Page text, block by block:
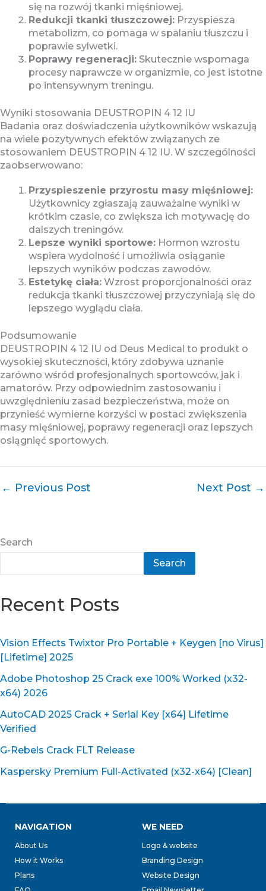
się na rozwój tkanki mięśniowej.
Redukcji tkanki tłuszczowej: Przyspiesza
metabolizm, co pomaga w spalaniu tłuszczu i
poprawie sylwetki.
Poprawy regeneracji: Skutecznie wspomaga
procesy naprawcze w organizmie, co jest istotne
po intensywnym treningu.
Wyniki stosowania DEUSTROPIN 4 12 IU
Badania oraz doświadczenia użytkowników wskazują
na wiele pozytywnych efektów związanych ze
stosowaniem DEUSTROPIN 4 12 IU. W szczególności
zaobserwowano:
Przyspieszenie przyrostu masy mięśniowej:
Użytkownicy zgłaszają zauważalne wyniki w
krótkim czasie, co zwiększa ich motywację do
dalszych treningów.
Lepsze wyniki sportowe: Hormon wzrostu
wspiera wydolność i umożliwia osiąganie
lepszych wyników podczas zawodów.
Estetykę ciała: Wzrost proporcjonalności oraz
redukcja tkanki tłuszczowej przyczyniają się do
lepszego wyglądu ciała.
Podsumowanie
DEUSTROPIN 4 12 IU od Deus Medical to produkt o
wysokiej skuteczności, który zdobywa uznanie
zarówno wśród profesjonalnych sportowców, jak i
amatorów. Przy odpowiednim zastosowaniu i
uwzględnieniu zasad bezpieczeństwa, może on
przynieść wymierne korzyści w postaci zwiększenia
masy mięśniowej, poprawy regeneracji oraz lepszych
osiągnięć sportowych.
← Previous Post Next Post →
Search
Search
Recent Posts
Vision Effects Twixtor Pro Portable + Keygen [no Virus]
[Lifetime] 2025
Adobe Photoshop 25 Crack exe 100% Worked (x32-
x64) 2026
AutoCAD 2025 Crack + Serial Key [x64] Lifetime
Verified
G-Rebels Crack FLT Release
Kaspersky Premium Full-Activated (x32-x64) [Clean]
NAVIGATION
About Us
How it Works
Plans
WE NEED
Logo & website
Branding Design
Website Design